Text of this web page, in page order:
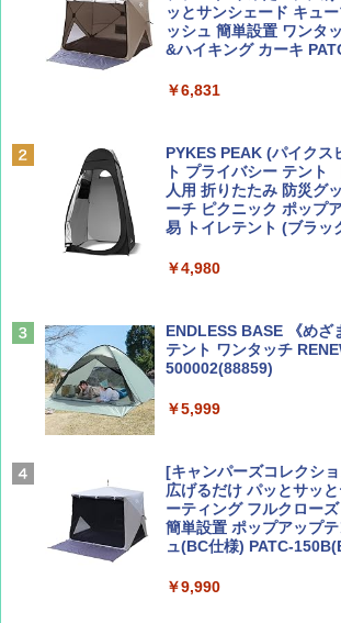
￥713
￥1,500
AIRLINE（エアライン）
集】ボーイング110周年
￥1,760
￥2,079
￥2,479
ァキア 2026～2027 地球
￥2,277
新しい日本地理 地図・
解く (講談社現代新書)
￥1,540
ッとサンシェード キュ
ッシュ 簡単設置 ワンタ
&ハイキング カーキ
￥6,831
PYKES PEAK (パイクス
ト プライバシー テント
人用 折りたたみ 防災グ
ーチ ピクニック ポップ
易 トイレテント (ブラッ
￥4,980
ENDLESS BASE 《めざ
テント ワンタッチ
500002(88859)
￥5,999
[キャンパーズコレクシ
広げるだけ パッとサッ
ーティング フルクロー
簡単設置 ポップアップ
ュ(BC仕様) PATC-
￥9,990